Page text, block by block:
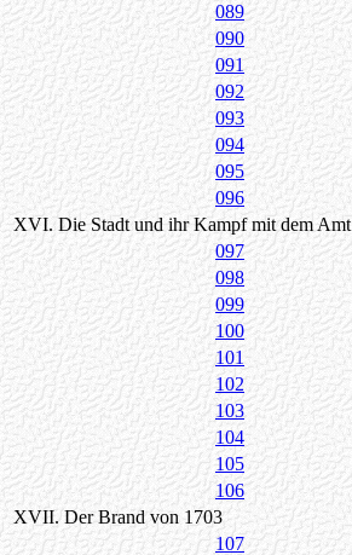
089
090
091
092
093
094
095
096
XVI. Die Stadt und ihr Kampf mit dem Amt
097
098
099
100
101
102
103
104
105
106
XVII. Der Brand von 1703
107